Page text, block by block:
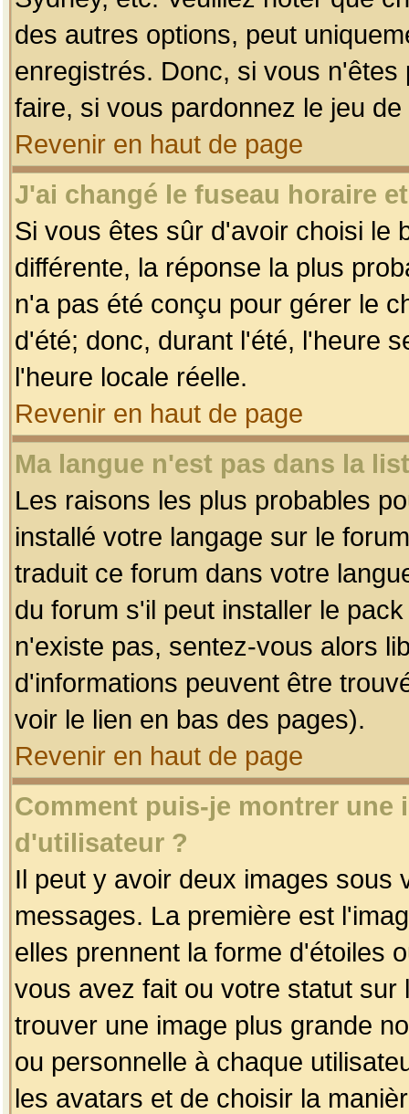
des autres options, peut
enregistrés. Donc, si vous
faire, si vous pardonnez le jeu
Revenir en haut de page
J'ai changé le fuseau horaire
Si vous êtes sûr d'avoir choisi le
différente, la réponse la plus
n'a pas été conçu pour gérer le
d'été; donc, durant l'été, l'heure
l'heure locale réelle.
Revenir en haut de page
Ma langue n'est pas dans la
Les raisons les plus probables
installé votre langage sur le
traduit ce forum dans votre
du forum s'il peut installer le
n'existe pas, sentez-vous alors
d'informations peuvent être
voir le lien en bas des pages).
Revenir en haut de page
Comment puis-je montrer une
d'utilisateur ?
Il peut y avoir deux images sous
messages. La première est
elles prennent la forme d'étoiles
vous avez fait ou votre statut
trouver une image plus grande
ou personnelle à chaque
les avatars et de choisir la